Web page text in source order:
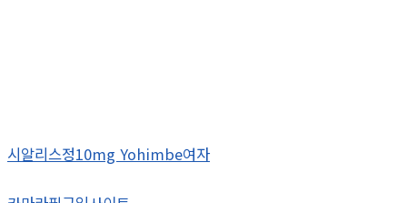
시알리스정10mg Yohimbe여자